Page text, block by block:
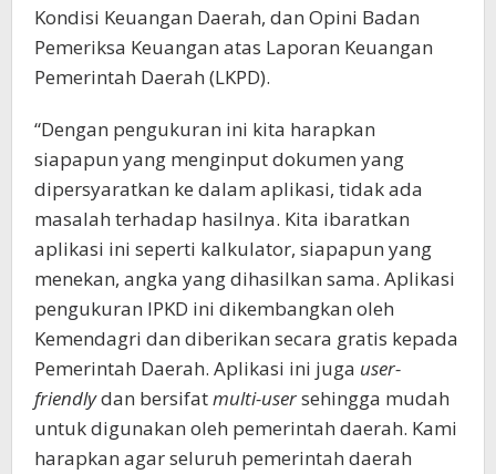
Kondisi Keuangan Daerah, dan Opini Badan
Pemeriksa Keuangan atas Laporan Keuangan
Pemerintah Daerah (LKPD).
“Dengan pengukuran ini kita harapkan
siapapun yang menginput dokumen yang
dipersyaratkan ke dalam aplikasi, tidak ada
masalah terhadap hasilnya. Kita ibaratkan
aplikasi ini seperti kalkulator, siapapun yang
menekan, angka yang dihasilkan sama. Aplikasi
pengukuran IPKD ini dikembangkan oleh
Kemendagri dan diberikan secara gratis kepada
Pemerintah Daerah. Aplikasi ini juga user-
friendlydan bersifatmulti-usersehingga mudah
untuk digunakan oleh pemerintah daerah. Kami
harapkan agar seluruh pemerintah daerah